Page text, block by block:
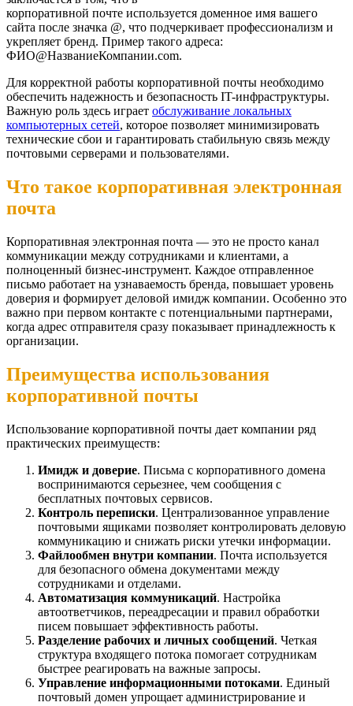
корпоративной почте используется доменное имя вашего
сайта после значка @, что подчеркивает профессионализм и
укрепляет бренд. Пример такого адреса:
ФИО@НазваниеКомпании.com.
Для корректной работы корпоративной почты необходимо
обеспечить надежность и безопасность IT-инфраструктуры.
Важную роль здесь играет обслуживание локальных
компьютерных сетей, которое позволяет минимизировать
технические сбои и гарантировать стабильную связь между
почтовыми серверами и пользователями.
Что такое корпоративная электронная
почта
Корпоративная электронная почта — это не просто канал
коммуникации между сотрудниками и клиентами, а
полноценный бизнес-инструмент. Каждое отправленное
письмо работает на узнаваемость бренда, повышает уровень
доверия и формирует деловой имидж компании. Особенно это
важно при первом контакте с потенциальными партнерами,
когда адрес отправителя сразу показывает принадлежность к
организации.
Преимущества использования
корпоративной почты
Использование корпоративной почты дает компании ряд
практических преимуществ:
Имидж и доверие. Письма с корпоративного домена
воспринимаются серьезнее, чем сообщения с
бесплатных почтовых сервисов.
Контроль переписки. Централизованное управление
почтовыми ящиками позволяет контролировать деловую
коммуникацию и снижать риски утечки информации.
Файлообмен внутри компании. Почта используется
для безопасного обмена документами между
сотрудниками и отделами.
Автоматизация коммуникаций. Настройка
автоответчиков, переадресации и правил обработки
писем повышает эффективность работы.
Разделение рабочих и личных сообщений. Четкая
структура входящего потока помогает сотрудникам
быстрее реагировать на важные запросы.
Управление информационными потоками. Единый
почтовый домен упрощает администрирование и